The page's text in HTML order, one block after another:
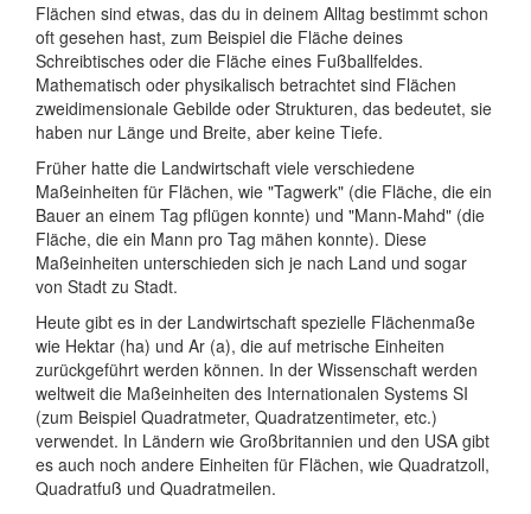
Flächen sind etwas, das du in deinem Alltag bestimmt schon
oft gesehen hast, zum Beispiel die Fläche deines
Schreibtisches oder die Fläche eines Fußballfeldes.
Mathematisch oder physikalisch betrachtet sind Flächen
zweidimensionale Gebilde oder Strukturen, das bedeutet, sie
haben nur Länge und Breite, aber keine Tiefe.
Früher hatte die Landwirtschaft viele verschiedene
Maßeinheiten für Flächen, wie "Tagwerk" (die Fläche, die ein
Bauer an einem Tag pflügen konnte) und "Mann-Mahd" (die
Fläche, die ein Mann pro Tag mähen konnte). Diese
Maßeinheiten unterschieden sich je nach Land und sogar
von Stadt zu Stadt.
Heute gibt es in der Landwirtschaft spezielle Flächenmaße
wie Hektar (ha) und Ar (a), die auf metrische Einheiten
zurückgeführt werden können. In der Wissenschaft werden
weltweit die Maßeinheiten des Internationalen Systems SI
(zum Beispiel Quadratmeter, Quadratzentimeter, etc.)
verwendet. In Ländern wie Großbritannien und den USA gibt
es auch noch andere Einheiten für Flächen, wie Quadratzoll,
Quadratfuß und Quadratmeilen.